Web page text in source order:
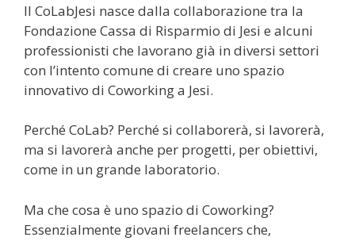
Il CoLabJesi nasce dalla collaborazione tra la
Fondazione Cassa di Risparmio di Jesi e alcuni
professionisti che lavorano già in diversi settori
con l’intento comune di creare uno spazio
innovativo di Coworking a Jesi.
Perché CoLab? Perché si collaborerà, si lavorerà,
ma si lavorerà anche per progetti, per obiettivi,
come in un grande laboratorio.
Ma che cosa è uno spazio di Coworking?
Essenzialmente giovani freelancers che,